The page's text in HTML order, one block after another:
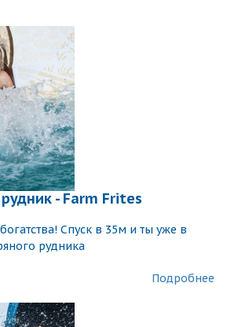
- Farm Frites
Спуск в 35м и ты уже в
рудника
Подробнее